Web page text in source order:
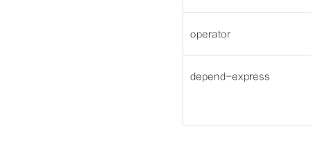
operator
depend-express